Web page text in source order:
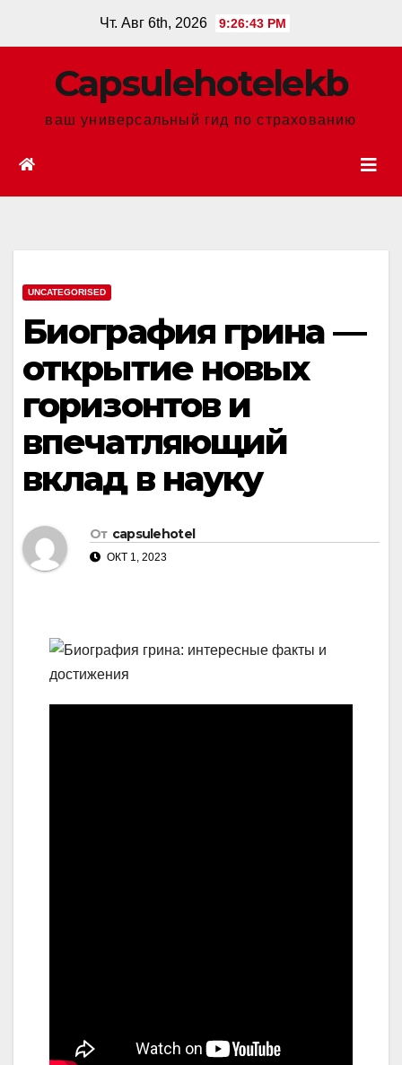
Чт. Авг 6th, 2026 9:26:44 PM
Сapsulehotelekb
ваш универсальный гид по страхованию
UNCATEGORISED
Биография грина —
открытие новых
горизонтов и
впечатляющий
вклад в науку
От capsulehotel
ОКТ 1, 2023